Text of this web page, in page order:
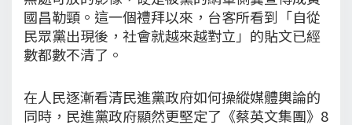
國昌勒頸。這一個禮拜以來，台客所看到「自從
民眾黨出現後，社會就越來越對立」的貼文已經
數都數不清了。
在人民逐漸看清民進黨政府如何操縱媒體輿論的
同時，民進黨政府顯然更堅定了《蔡英文集團》8